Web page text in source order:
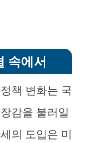
속에서
책 변화는 국
감을 불러일
의 도입은 미